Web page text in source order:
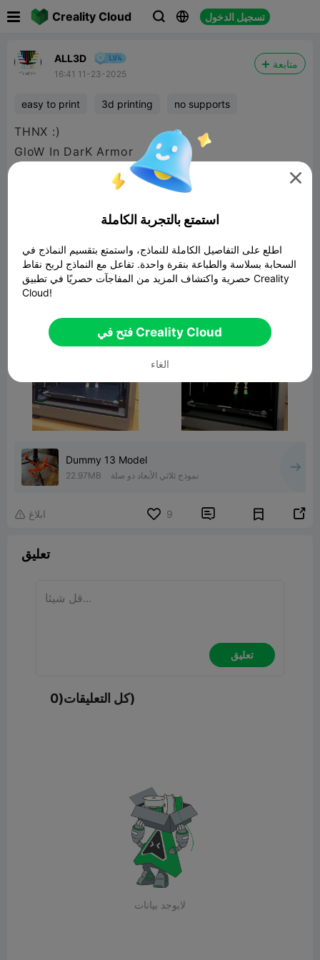
Creality Cloud   تسجيل الدخول
ALL3D
16:41 11-23-2025
متابعة
easy to print 3d printing no supports
THNX :)
GloW In DarK Armor
NO SUPPORT
250% Scale
Dummy 13 Model
22.97MB نموذج ثلاثي الأبعاد ذو صلة
 ابلاغ 9  
تعليق
تعليق
كل التعليقات(0)
لايوجد بيانات

استمتع بالتجربة الكاملة
اطلع على التفاصيل الكاملة للنماذج، واستمتع بتقسيم النماذج في
السحابة بسلاسة والطباعة بنقرة واحدة. تفاعل مع النماذج لربح نقاط
حصرية واكتشاف المزيد من المفاجآت حصريًا في تطبيق Creality
Cloud!
فتح في Creality Cloud
الغاء